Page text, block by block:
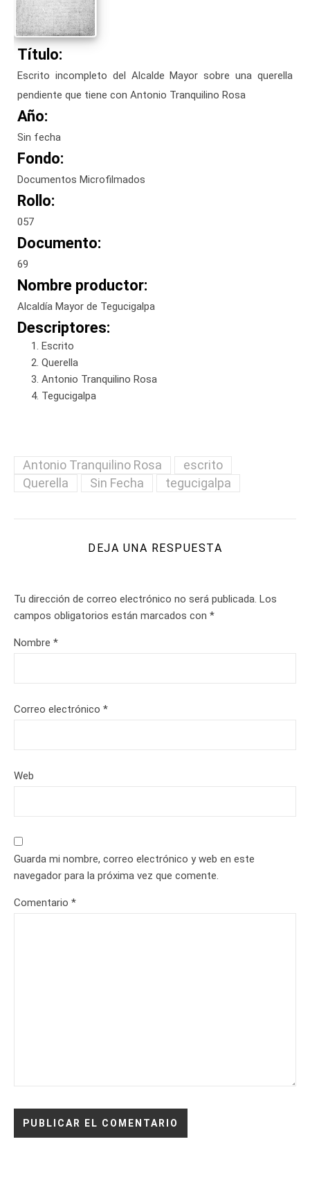
Título:
Escrito incompleto del Alcalde Mayor sobre una querella
pendiente que tiene con Antonio Tranquilino Rosa
Año:
Sin fecha
Fondo:
Documentos Microfilmados
Rollo:
057
Documento:
69
Nombre productor:
Alcaldía Mayor de Tegucigalpa
Descriptores:
Escrito
Querella
Antonio Tranquilino Rosa
Tegucigalpa
Antonio Tranquilino Rosa
escrito
Querella
Sin Fecha tegucigalpa
DEJA UNA RESPUESTA
Tu dirección de correo electrónico no será publicada. Los
campos obligatorios están marcados con *
Nombre *
Correo electrónico *
Web
Guarda mi nombre, correo electrónico y web en este
navegador para la próxima vez que comente.
Comentario *